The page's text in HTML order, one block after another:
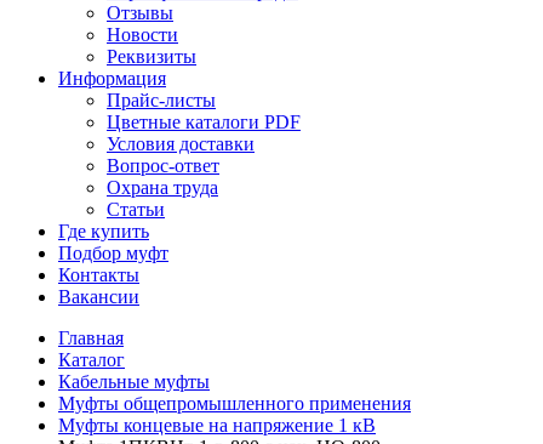
Отзывы
Новости
Реквизиты
Информация
Прайс-листы
Цветные каталоги PDF
Условия доставки
Вопрос-ответ
Охрана труда
Статьи
Где купить
Подбор муфт
Контакты
Вакансии
Главная
Каталог
Кабельные муфты
Муфты общепромышленного применения
Муфты концевые на напряжение 1 кВ